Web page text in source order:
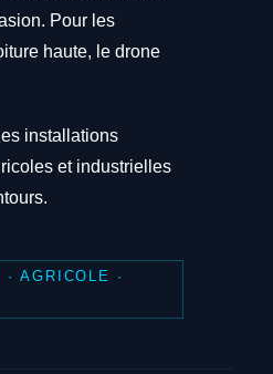
Pour les
haute, le drone
installations
et industrielles
AGRICOLE ·